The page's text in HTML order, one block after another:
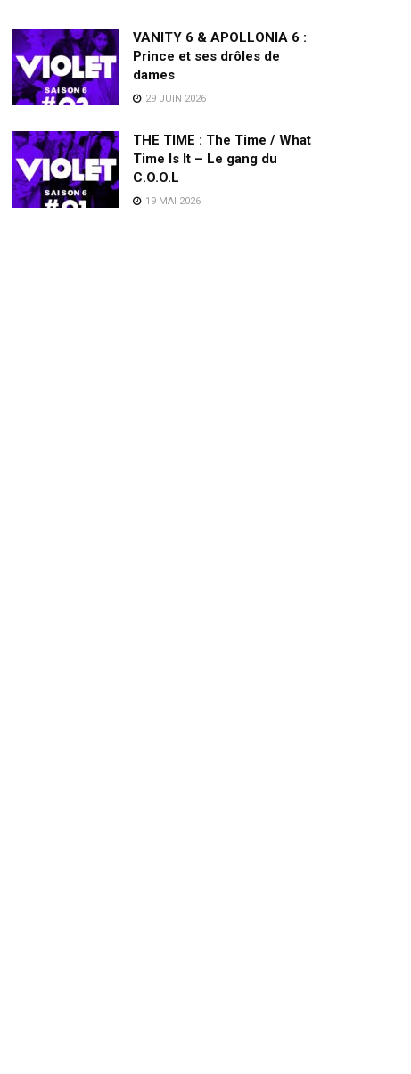
VANITY 6 & APOLLONIA 6 :
Prince et ses drôles de
dames
29 JUIN 2026
THE TIME : The Time / What
Time Is It – Le gang du
C.O.O.L
19 MAI 2026